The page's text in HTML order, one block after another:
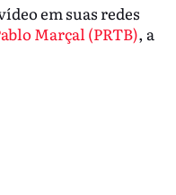
em suas redes
Marçal (PRTB), a